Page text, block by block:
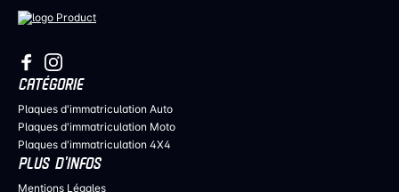
CATÉGORIE
Plaques d'immatriculation Auto
Plaques d'immatriculation Moto
Plaques d'immatriculation 4X4
PLUS D’INFOS
Mentions Légales